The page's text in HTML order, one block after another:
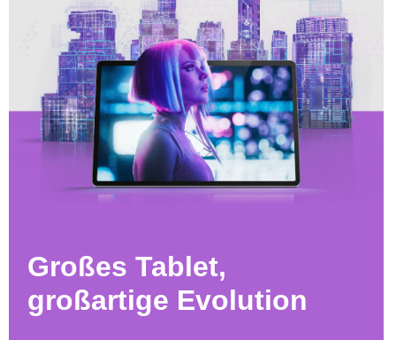
Großes Tablet,
großartige Evolution